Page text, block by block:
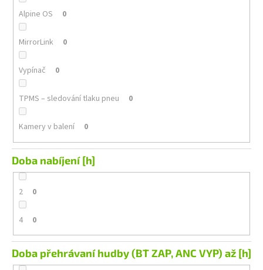
Alpine OS 0
MirrorLink 0
Vypínač 0
TPMS – sledování tlaku pneu 0
Kamery v balení 0
Doba nabíjení [h]
2 0
4 0
Doba přehrávaní hudby (BT ZAP, ANC VYP) až [h]